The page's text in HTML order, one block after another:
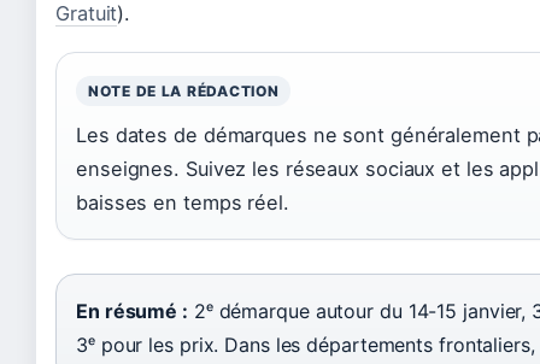
Gratuit).
NOTE DE LA RÉDACTION
Les dates de démarques ne sont généralement
enseignes. Suivez les réseaux sociaux et les
baisses en temps réel.
En résumé : 2ᵉ démarque autour du 14-15 janvier,
3ᵉ pour les prix. Dans les départements